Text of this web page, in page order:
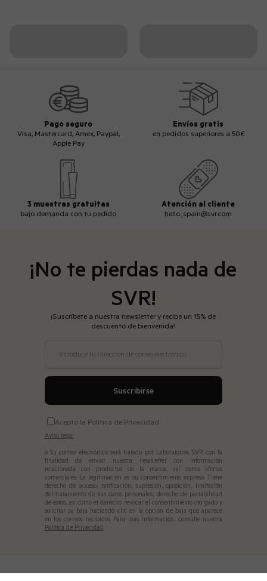
Pago seguro
Visa, Mastercard, Amex, Paypal,
Apple Pay
Envíos gratis
en pedidos superiores a 50€
3 muestras gratuitas
bajo demanda con tu pedido
Atención al cliente
hello_spain@svr.com
¡No te pierdas nada de
SVR!
¡Suscríbete a nuestra newsletter y recibe un 15% de
descuento de bienvenida!
Introduce tu dirección de correo electrónico
Suscribirse
Acepto la Política de Privacidad
Aviso legal
o Su correo electrónico será tratado por Laboratoires SVR con la
finalidad de enviar nuestra newsletter con información
relacionada con productos de la marca, así como ofertas
comerciales. La legitimación es su consentimiento expreso. Tiene
derecho de acceso, ratificación, supresión, oposición, limitación
del tratamiento de sus datos personales, derecho de portabilidad
de estos, así como el derecho revocar el consentimiento otorgado y
solicitar su baja haciendo clic en la opción de baja que aparece
en los correos recibidos. Para más información, consulte nuestra
Política de Privacidad.